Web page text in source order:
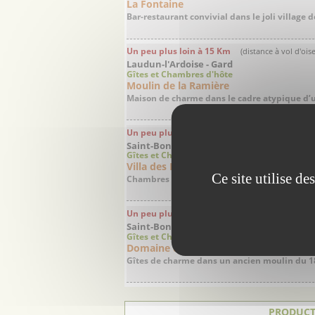
La Fontaine
Bar-restaurant convivial dans le joli village
Un peu plus loin à 15 Km (distance à vol
Laudun-l'Ardoise - Gard
Gîtes et Chambres d'hôte
Moulin de la Ramière
Maison de charme dans le cadre atypique
Un peu plus loin à 30 Km
Saint-Bonnet du Gard - Gard
Gîtes et Chambres d'hôte
Villa des Figuiers
Chambres d’hôtes et suite de charme dans
Un peu plus loin à 30 Km
Saint-Bonnet du Gard - Gard
Gîtes et Chambres d'hôte
Domaine du Pélican
Gîtes de charme dans un ancien moulin du
Ce site utilise